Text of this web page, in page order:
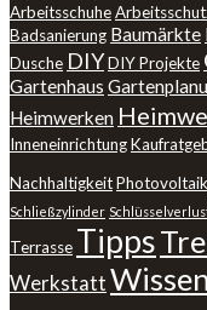
Arbeitsschuhe
Badsanierung Baumärkte
Dusche DIYDIY Projekte
Gartenhaus
Heimwerken
Inneneinrichtung
NachhaltigkeitPhotovoltaik
Schließzylinder
Terrasse Tipps
WerkstattWissen